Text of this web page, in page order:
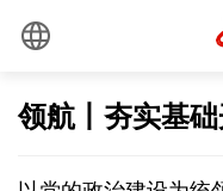
领航丨夯实基